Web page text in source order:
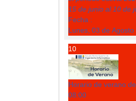
15 de junio al 10 de
Fecha :
Lunes, 03 de Agosto
10
Horario de verano
08:00